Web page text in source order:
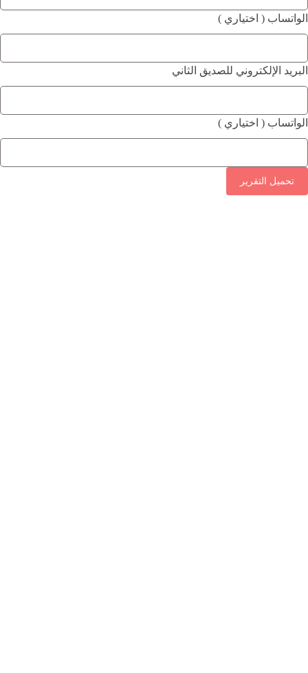
الواتساب ( اختياري )
البريد الإلكتروني للصديق الثاني
الواتساب ( اختياري )
تحميل التقرير